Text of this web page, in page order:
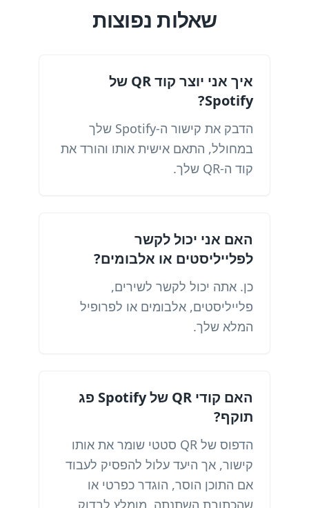
שאלות נפוצות
איך אני יוצר קוד QR של
Spotify?
הדבק את קישור ה-Spotify שלך
במחולל, התאם אישית אותו והורד את
קוד ה-QR שלך.
האם אני יכול לקשר
לפלייליסטים או אלבומים?
כן. אתה יכול לקשר לשירים,
פלייליסטים, אלבומים או לפרופיל
המלא שלך.
האם קודי QR של Spotify פג
תוקף?
הדפוס של QR סטטי שומר את אותו
קישור, אך היעד עלול להפסיק לעבוד
אם התוכן הוסר, הוגדר כפרטי או
שהכתובת השתנתה. מומלץ לבדוק